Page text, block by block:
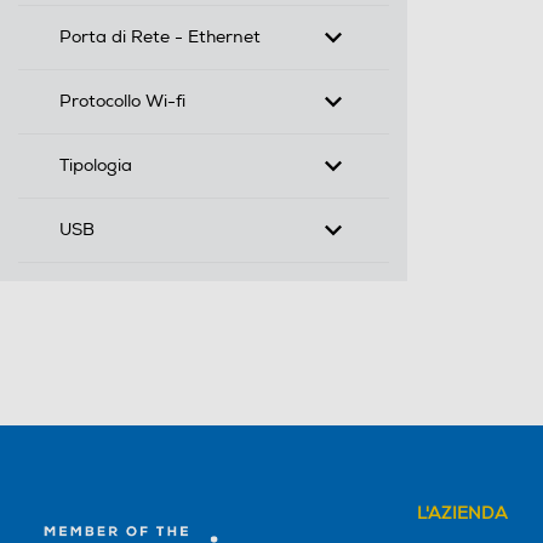
Porta di Rete - Ethernet
Protocollo Wi-fi
Tipologia
USB
L'AZIENDA